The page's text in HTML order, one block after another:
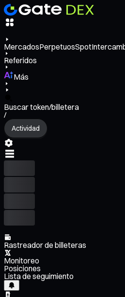
MercadosPerpetuosSpot
Referidos
Más
Buscar token/billetera
/
Actividad
Rastreador de billeteras
Monitoreo
Posiciones
Lista de seguimiento